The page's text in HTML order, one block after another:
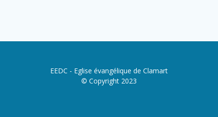
EEDC - Eglise évangélique de Clamart
© Copyright 2023